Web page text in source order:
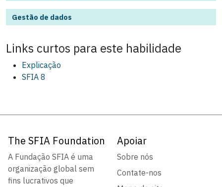
Gestão de dados
Links curtos para este habilidade
Explicação
SFIA 8
The SFIA Foundation
A Fundação SFIA é uma
organização global sem
fins lucrativos que
Apoiar
Sobre nós
Contate-nos